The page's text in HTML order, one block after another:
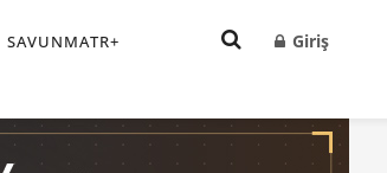
SAVUNMATR+ Giriş